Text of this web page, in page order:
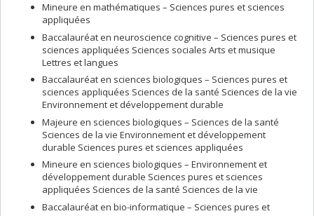
Mineure en mathématiques – Sciences pures et sciences
appliquées
Baccalauréat en neuroscience cognitive – Sciences pures et
sciences appliquées Sciences sociales Arts et musique
Lettres et langues
Baccalauréat en sciences biologiques – Sciences pures et
sciences appliquées Sciences de la santé Sciences de la vie
Environnement et développement durable
Majeure en sciences biologiques – Sciences de la santé
Sciences de la vie Environnement et développement
durable Sciences pures et sciences appliquées
Mineure en sciences biologiques – Environnement et
développement durable Sciences pures et sciences
appliquées Sciences de la santé Sciences de la vie
Baccalauréat en bio-informatique – Sciences pures et